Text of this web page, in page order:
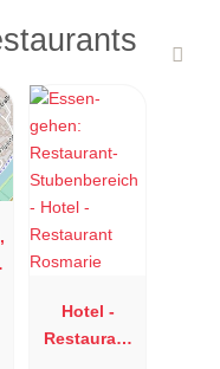
Hotel -
Restaurant